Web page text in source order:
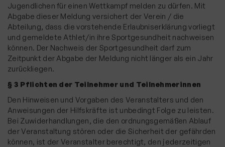
Jugendlichen für einen Wettkampf melden zu dürfen. Mit
Abgabe dieser Meldung versichert der Verein / die
Abteilung, dass die vorstehende Erlaubniserklärung vorliegt
und gemeldete Athlet/in ihre Sportgesundheit nachweisen
können. Der Nachweis der Sportgesundheit darf zum
Zeitpunkt der Abgabe der Meldung nicht länger als ein Jahr
zurückliegen.
§ 3 Pflichten der Teilnehmer und Teilnehmerinnen
Den Hinweisen und Vorgaben des Veranstalters und den
Anweisungen der Hilfskräfte ist unbedingt Folge zu leisten.
Bei Zuwiderhandlungen, die den ordnungsgemäßen Ablauf
der Veranstaltung stören oder die Sicherheit der gefährden
können, ist der Veranstalter berechtigt, den jederzeitigen